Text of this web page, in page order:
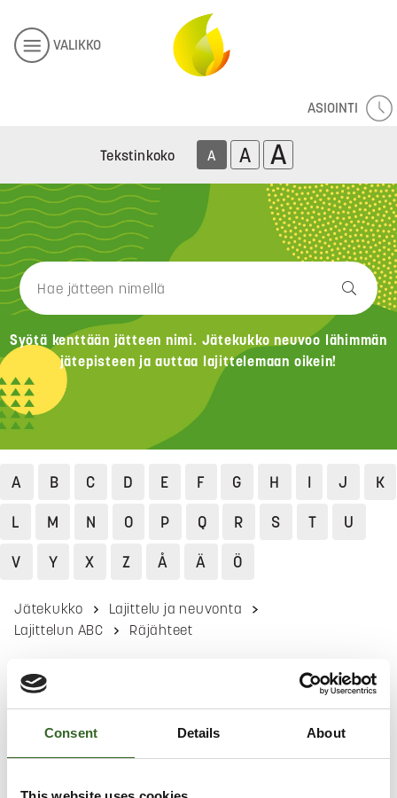
Consent Details About
VALIKKO
ASIOINTI
Tekstinkoko A A A
Syötä kenttään jätteen nimi. Jätekukko neuvoo lähimmän
jätepisteen ja auttaa lajittelemaan oikein!
A B C D E F G H I J
K
L
M N O P Q R S T
U
V
Y X Z Å Ä Ö
Jätekukko
Lajittelu ja neuvonta
Lajittelun ABC
Räjähteet
RÄJÄHTEET
myyjälle.